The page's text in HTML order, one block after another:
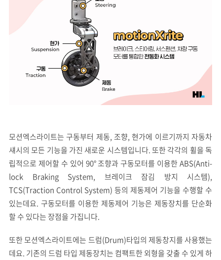
모션엑스라이트는 구동부터 제동, 조향, 현가에 이르기까지 자동차
섀시의 모든 기능을 가진 새로운 시스템입니다. 또한 각각의 휠을 독
립적으로 제어할 수 있어 90° 조향과 구동모터를 이용한 ABS(Anti-
lock Braking System, 브레이크 잠김 방지 시스템),
TCS(Traction Control System) 등의 제동제어 기능을 수행할 수
있는데요. 구동모터를 이용한 제동제어 기능은 제동장치를 단순화
할 수 있다는 장점을 가집니다.
또한 모션엑스라이트에는 드럼(Drum)타입의 제동창지를 사용했는
데요. 기존의 드럼 타입 제동장치는 컴팩트한 외형을 갖출 수 있게 하